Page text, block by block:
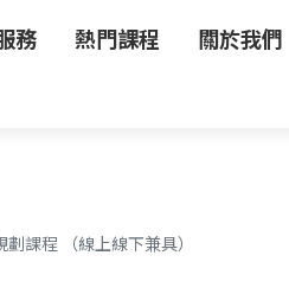
務 熱門課程 關於我們
課程 （線上線下兼具）